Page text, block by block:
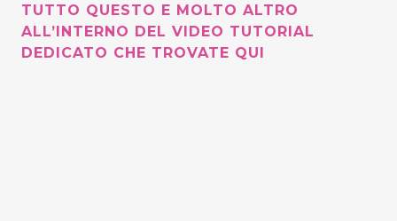
TUTTO QUESTO E MOLTO ALTRO
ALL’INTERNO DEL VIDEO TUTORIAL
DEDICATO CHE TROVATE QUI